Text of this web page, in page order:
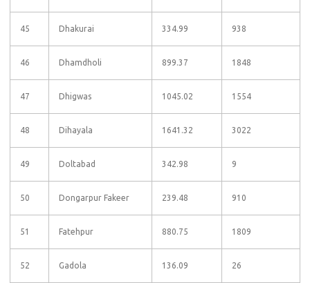
45 Dhakurai 334.99 938
46 Dhamdholi 899.37 1848
47 Dhigwas 1045.02 1554
48 Dihayala 1641.32 3022
49 Doltabad 342.98 9
50 Dongarpur Fakeer 239.48 910
51 Fatehpur 880.75 1809
52 Gadola 136.09 26